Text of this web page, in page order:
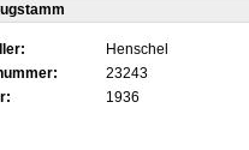
Henschel
23243
1936